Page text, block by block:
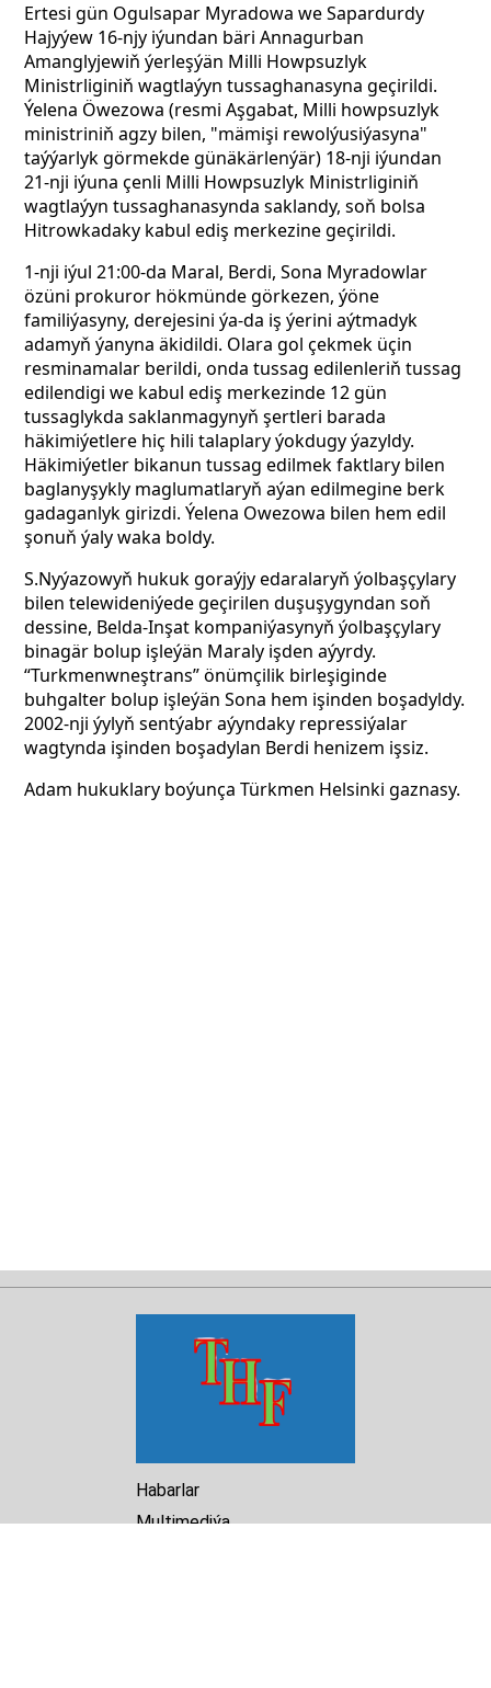
Ertesi gün Ogulsapar Myradowa we Sapardurdy
Hajyýew 16-njy iýundan bäri Annagurban
Amanglyjewiň ýerleşýän Milli Howpsuzlyk
Ministrliginiň wagtlaýyn tussaghanasyna geçirildi.
Ýelena Öwezowa (resmi Aşgabat, Milli howpsuzlyk
ministriniň agzy bilen, "mämişi rewolýusiýasyna"
taýýarlyk görmekde günäkärlenýär) 18-nji iýundan
21-nji iýuna çenli Milli Howpsuzlyk Ministrliginiň
wagtlaýyn tussaghanasynda saklandy, soň bolsa
Hitrowkadaky kabul ediş merkezine geçirildi.
1-nji iýul 21:00-da Maral, Berdi, Sona Myradowlar
özüni prokuror hökmünde görkezen, ýöne
familiýasyny, derejesini ýa-da iş ýerini aýtmadyk
adamyň ýanyna äkidildi. Olara gol çekmek üçin
resminamalar berildi, onda tussag edilenleriň tussag
edilendigi we kabul ediş merkezinde 12 gün
tussaglykda saklanmagynyň şertleri barada
häkimiýetlere hiç hili talaplary ýokdugy ýazyldy.
Häkimiýetler bikanun tussag edilmek faktlary bilen
baglanyşykly maglumatlaryň aýan edilmegine berk
gadaganlyk girizdi. Ýelena Owezowa bilen hem edil
şonuň ýaly waka boldy.
S.Nyýazowyň hukuk goraýjy edaralaryň ýolbaşçylary
bilen telewideniýede geçirilen duşuşygyndan soň
dessine, Belda-Inşat kompaniýasynyň ýolbaşçylary
binagär bolup işleýän Maraly işden aýyrdy.
“Turkmenwneştrans” önümçilik birleşiginde
buhgalter bolup işleýän Sona hem işinden boşadyldy.
2002-nji ýylyň sentýabr aýyndaky repressiýalar
wagtynda işinden boşadylan Berdi henizem işsiz.
Adam hukuklary boýunça Türkmen Helsinki gaznasy.
Habarlar
Multimediýa